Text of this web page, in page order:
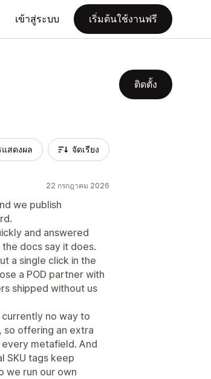
เข้าสู่ระบบ เริ่มต้นใช้งานฟรี
ติดตั้ง
สดงผล จัดเรียง
22 กรกฎาคม 2026
we publish
and answered
docs say it does.
a single click in the
a POD partner with
shipped without us
no way to
so offering an extra
metafield. And
SKU tags keep
we run our own